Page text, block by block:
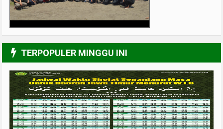
TERPOPULER MINGGU INI